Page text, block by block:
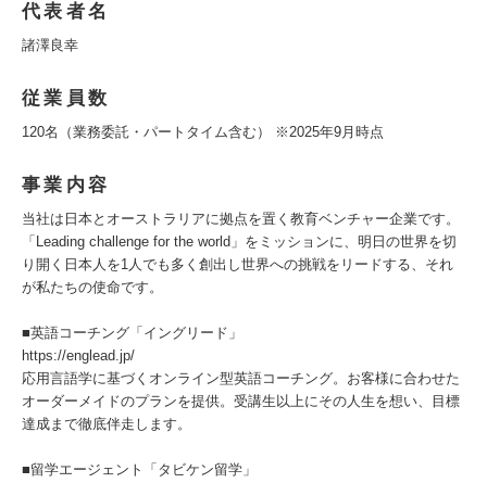
代表者名
諸澤良幸
従業員数
120名（業務委託・パートタイム含む） ※2025年9月時点
事業内容
当社は日本とオーストラリアに拠点を置く教育ベンチャー企業です。
「Leading challenge for the world」をミッションに、明日の世界を切
り開く日本人を1人でも多く創出し世界への挑戦をリードする、それ
が私たちの使命です。
■英語コーチング「イングリード」
https://englead.jp/
応用言語学に基づくオンライン型英語コーチング。お客様に合わせた
オーダーメイドのプランを提供。受講生以上にその人生を想い、目標
達成まで徹底伴走します。
■留学エージェント「タビケン留学」